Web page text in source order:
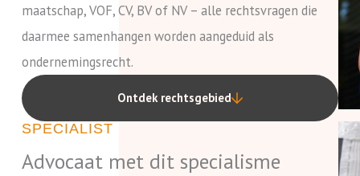
maatschap, VOF, CV, BV of NV – alle rechtsvragen die
daarmee samenhangen worden aangeduid als
ondernemingsrecht.
Ontdek rechtsgebied
SPECIALIST
Advocaat met dit specialisme